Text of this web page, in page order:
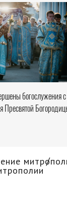
богослужения с
Пресвятой